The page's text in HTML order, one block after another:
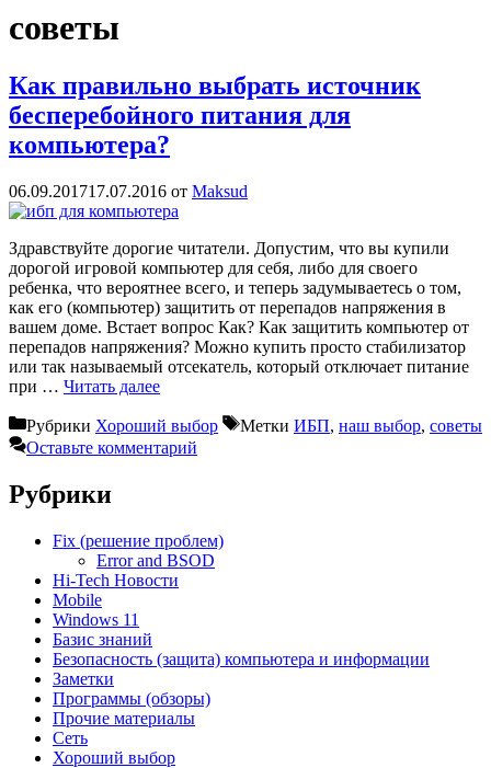
советы
Как правильно выбрать источник
бесперебойного питания для
компьютера?
06.09.201717.07.2016 от Maksud
Здравствуйте дорогие читатели. Допустим, что вы купили
дорогой игровой компьютер для себя, либо для своего
ребенка, что вероятнее всего, и теперь задумываетесь о том,
как его (компьютер) защитить от перепадов напряжения в
вашем доме. Встает вопрос Как? Как защитить компьютер от
перепадов напряжения? Можно купить просто стабилизатор
или так называемый отсекатель, который отключает питание
при … Читать далее
Рубрики Хороший выбор Метки ИБП, наш выбор, советы
Оставьте комментарий
Рубрики
Fix (решение проблем)
Error and BSOD
Hi-Tech Новости
Mobile
Windows 11
Базис знаний
Безопасность (защита) компьютера и информации
Заметки
Программы (обзоры)
Прочие материалы
Сеть
Хороший выбор